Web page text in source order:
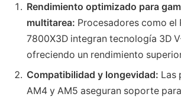
Rendimiento optimizado para
multitarea: Procesadores como el
7800X3D integran tecnología 3D
ofreciendo un rendimiento
Compatibilidad y longevidad: Las
AM4 y AM5 aseguran soporte